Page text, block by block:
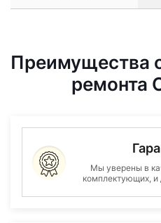
Преимущества
ремонта
Мы уверены в
комплектующих, и